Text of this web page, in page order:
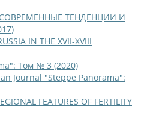
ТЕНДЕНЦИИ И
IN THE XVII-XVIII
Том № 3 (2020)
Journal "Steppe Panorama":
FEATURES OF FERTILITY